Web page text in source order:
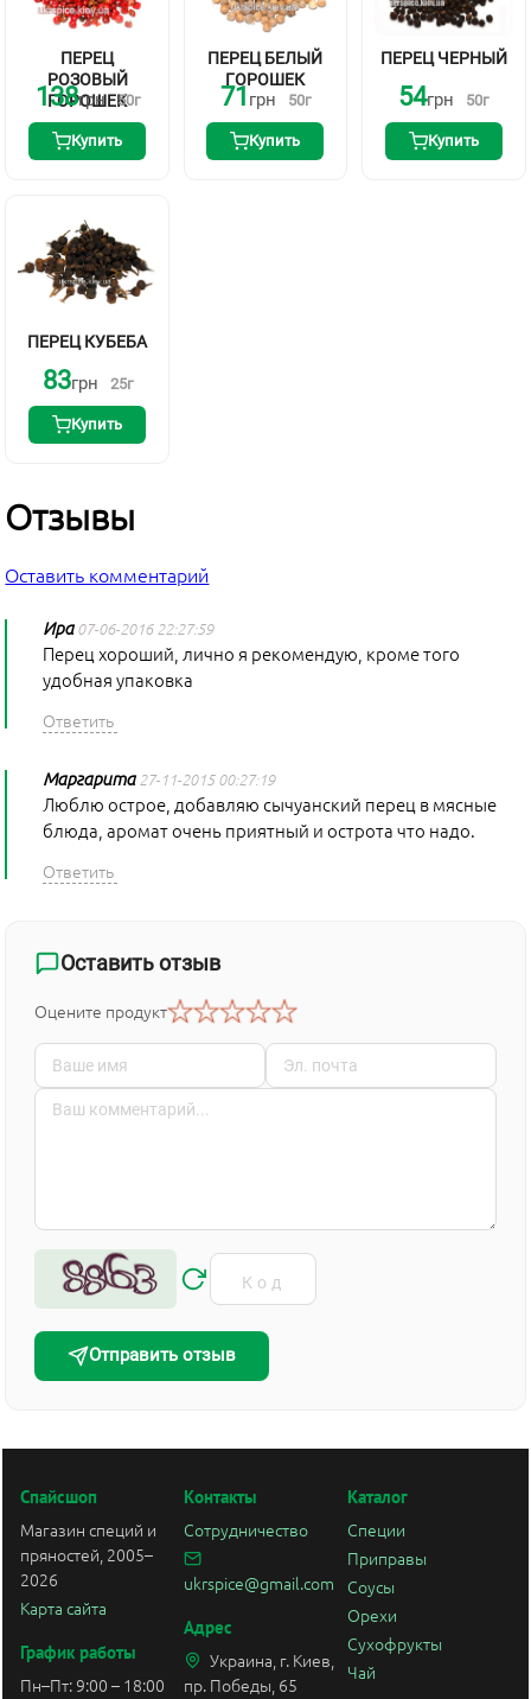
ПЕРЕЦ
РОЗОВЫЙ
ГОРОШЕК
138грн 50г
Купить
ПЕРЕЦ БЕЛЫЙ
ГОРОШЕК
71 грн 50г
Купить
ПЕРЕЦ ЧЕРНЫЙ
54грн 50г
Купить
ПЕРЕЦ КУБЕБА
83грн 25г
Купить
Отзывы
Оставить комментарий
Ира07-06-2016 22:27:59
Перец хороший, лично я рекомендую, кроме того
удобная упаковка
Маргарита 27-11-2015 00:27:19
Люблю острое, добавляю сычуанский перец в мясные
блюда, аромат очень приятный и острота что надо.
Оставить отзыв
Оцените продукт
Отправить отзыв
Спайсшоп
Магазин специй и
пряностей, 2005–
2026
Карта сайта
График работы
Пн–Пт: 9:00 – 18:00
Контакты
Сотрудничество
ukrspice@gmail.com
Адрес
Украина, г. Киев,
пр. Победы, 65
Каталог
Специи
Приправы
Соусы
Орехи
Сухофрукты
Чай